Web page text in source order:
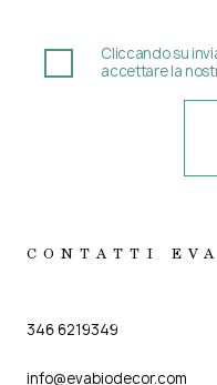
Cliccando su
accettare la
CONTATTI
346 6219349
info@evabiodecor.com